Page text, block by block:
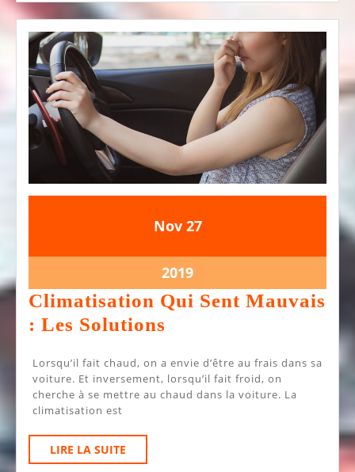
Sa
Voiture
?
Nov27
2019
2727
201927
novembre
Climatisation Qui Sent Mauvais
: Les Solutions
Sent
Mauvais
Lorsqu’il fait chaud, on a envie d’être au frais dans sa
voiture. Et inversement, lorsqu’il fait froid, on
cherche à se mettre au chaud dans la voiture. La
climatisation est
LIRE LA SUITE
LA